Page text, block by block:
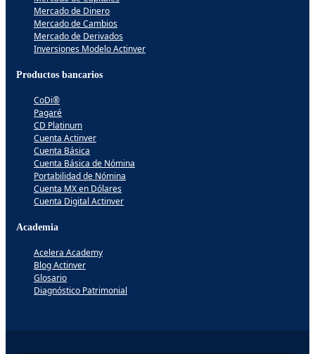
Mercado de Dinero
Mercado de Cambios
Mercado de Derivados
Inversiones Modelo Actinver
Productos bancarios
CoDi®
Pagaré
CD Platinum
Cuenta Actinver
Cuenta Básica
Cuenta Básica de Nómina
Portabilidad de Nómina
Cuenta MX en Dólares
Cuenta Digital Actinver
Academia
Acelera Academy
Blog Actinver
Glosario
Diagnóstico Patrimonial